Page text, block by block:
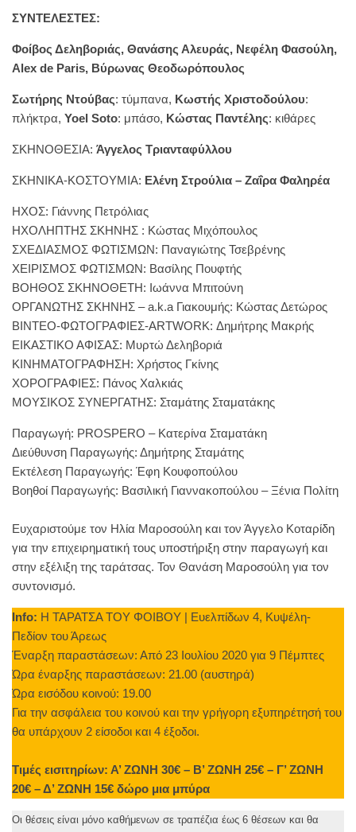
ΣΥΝΤΕΛΕΣΤΕΣ:
Φοίβος Δεληβοριάς, Θανάσης Αλευράς, Νεφέλη Φασούλη,
Alex de Paris, Βύρωνας Θεοδωρόπουλος
Σωτήρης Ντούβας: τύμπανα, Κωστής Χριστοδούλου:
πλήκτρα, Yoel Soto: μπάσο, Κώστας Παντέλης: κιθάρες
ΣΚΗΝΟΘΕΣΙΑ: Άγγελος Τριανταφύλλου
ΣΚΗΝΙΚΑ-ΚΟΣΤΟΥΜΙΑ: Ελένη Στρούλια – Ζαΐρα Φαληρέα
ΗΧΟΣ: Γιάννης Πετρόλιας
ΗΧΟΛΗΠΤΗΣ ΣΚΗΝΗΣ : Κώστας Μιχόπουλος
ΣΧΕΔΙΑΣΜΟΣ ΦΩΤΙΣΜΩΝ: Παναγιώτης Τσεβρένης
ΧΕΙΡΙΣΜΟΣ ΦΩTΙΣΜΩΝ: Βασίλης Πουφτής
ΒΟΗΘΟΣ ΣΚΗΝΟΘΕΤΗ: Ιωάννα Μπιτούνη
ΟΡΓΑΝΩΤΗΣ ΣΚΗΝΗΣ – a.k.a Γιακουμής: Κώστας Δετώρος
ΒΙΝΤΕΟ-ΦΩΤΟΓΡΑΦΙΕΣ-ΑRTWORK: Δημήτρης Μακρής
ΕΙΚΑΣΤΙΚΟ ΑΦΙΣΑΣ: Μυρτώ Δεληβοριά
ΚΙΝΗΜΑΤΟΓΡΑΦΗΣΗ: Χρήστος Γκίνης
ΧΟΡΟΓΡΑΦΙΕΣ: Πάνος Χαλκιάς
ΜΟΥΣΙΚΟΣ ΣΥΝΕΡΓΑΤΗΣ: Σταμάτης Σταματάκης
Παραγωγή: PROSPERO – Κατερίνα Σταματάκη
Διεύθυνση Παραγωγής: Δημήτρης Σταμάτης
Εκτέλεση Παραγωγής: Έφη Κουφοπούλου
Βοηθοί Παραγωγής: Βασιλική Γιαννακοπούλου – Ξένια Πολίτη
Ευχαριστούμε τον Ηλία Μαροσούλη και τον Άγγελο Κοταρίδη
για την επιχειρηματική τους υποστήριξη στην παραγωγή και
στην εξέλιξη της ταράτσας. Τον Θανάση Μαροσούλη για τον
συντονισμό.
Info: Η ΤΑΡΑΤΣΑ ΤΟΥ ΦΟΙΒΟΥ | Ευελπίδων 4, Κυψέλη-
Πεδίον του Άρεως
Έναρξη παραστάσεων: Από 23 Ιουλίου 2020 για 9 Πέμπτες
Ώρα έναρξης παραστάσεων: 21.00 (αυστηρά)
Ώρα εισόδου κοινού: 19.00
Για την ασφάλεια του κοινού και την γρήγορη εξυπηρέτησή του
θα υπάρχουν 2 είσοδοι και 4 έξοδοι.
Τιμές εισιτηρίων: Α’ ΖΩΝΗ 30€ – Β’ ΖΩΝΗ 25€ – Γ’ ΖΩΝΗ
20€ – Δ’ ΖΩΝΗ 15€ δώρο μια μπύρα
Οι θέσεις είναι μόνο καθήμενων σε τραπέζια έως 6 θέσεων και θα